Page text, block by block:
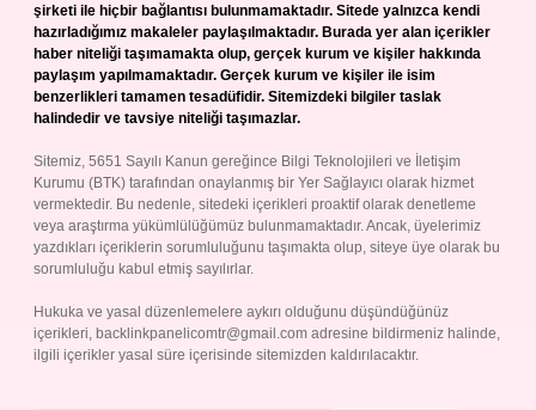
şirketi ile hiçbir bağlantısı bulunmamaktadır. Sitede yalnızca kendi
hazırladığımız makaleler paylaşılmaktadır. Burada yer alan içerikler
haber niteliği taşımamakta olup, gerçek kurum ve kişiler hakkında
paylaşım yapılmamaktadır. Gerçek kurum ve kişiler ile isim
benzerlikleri tamamen tesadüfidir. Sitemizdeki bilgiler taslak
halindedir ve tavsiye niteliği taşımazlar.
Sitemiz, 5651 Sayılı Kanun gereğince Bilgi Teknolojileri ve İletişim
Kurumu (BTK) tarafından onaylanmış bir Yer Sağlayıcı olarak hizmet
vermektedir. Bu nedenle, sitedeki içerikleri proaktif olarak denetleme
veya araştırma yükümlülüğümüz bulunmamaktadır. Ancak, üyelerimiz
yazdıkları içeriklerin sorumluluğunu taşımakta olup, siteye üye olarak bu
sorumluluğu kabul etmiş sayılırlar.
Hukuka ve yasal düzenlemelere aykırı olduğunu düşündüğünüz
içerikleri, backlinkpanelicomtr@gmail.com adresine bildirmeniz halinde,
ilgili içerikler yasal süre içerisinde sitemizden kaldırılacaktır.